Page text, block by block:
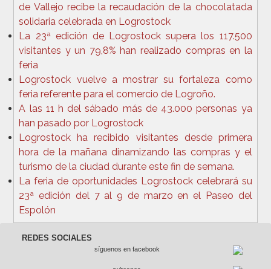
de Vallejo recibe la recaudación de la chocolatada
solidaria celebrada en Logrostock
La 23ª edición de Logrostock supera los 117.500
visitantes y un 79,8% han realizado compras en la
feria
Logrostock vuelve a mostrar su fortaleza como
feria referente para el comercio de Logroño.
A las 11 h del sábado más de 43.000 personas ya
han pasado por Logrostock
Logrostock ha recibido visitantes desde primera
hora de la mañana dinamizando las compras y el
turismo de la ciudad durante este fin de semana.
La feria de oportunidades Logrostock celebrará su
23ª edición del 7 al 9 de marzo en el Paseo del
Espolón
REDES SOCIALES
síguenos en facebook